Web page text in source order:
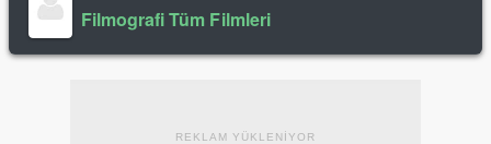
Filmografi Tüm Filmleri
REKLAM YÜKLENİYOR